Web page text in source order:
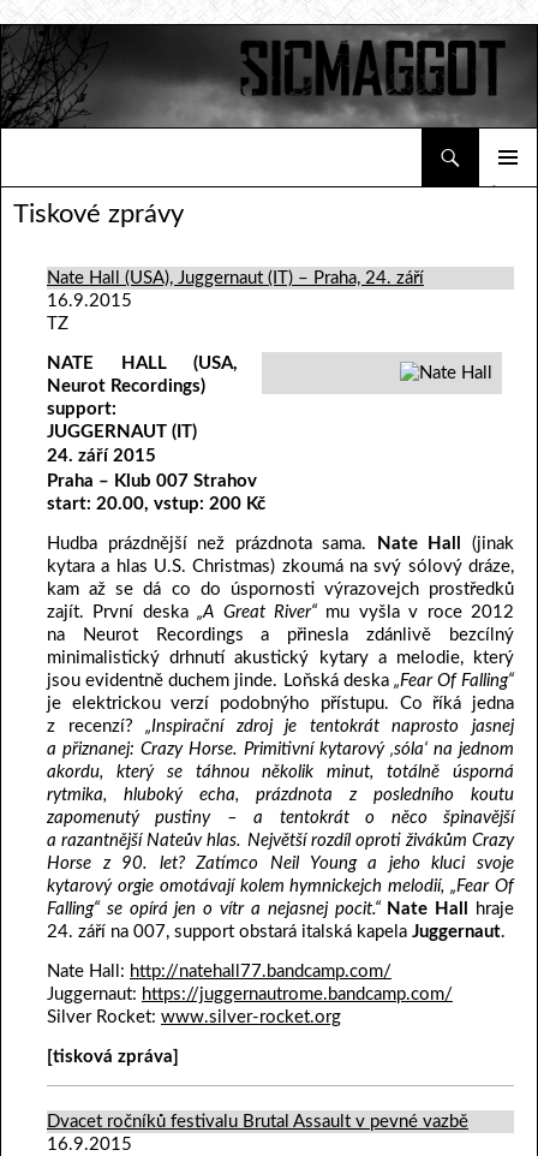
Tiskové zprávy
Nate Hall (USA), Juggernaut (IT) – Praha, 24. září
16.9.2015
TZ
NATE HALL (USA,
Neurot Recordings)
support:
JUGGERNAUT (IT)
24. září 2015
Praha – Klub 007 Strahov
start: 20.00, vstup: 200 Kč
Hudba prázdnější než prázdnota sama. Nate Hall
(jinak
kytara a hlas U.S. Christmas) zkoumá na svý sólový dráze,
kam až se dá co do úspornosti výrazovejch prostředků
zajít. První deska„A Great River“ mu vyšla v roce 2012
na Neurot Recordings a přinesla zdánlivě bezcílný
minimalistický drhnutí akustický kytary a melodie, který
jsou evidentně duchem jinde. Loňská deska „Fear Of Falling“
je elektrickou verzí podobnýho přístupu. Co říká jedna
z recenzí?„Inspirační zdroj je tentokrát naprosto jasnej
a přiznanej: Crazy Horse. Primitivní kytarový ‚sóla‘ na jednom
akordu, který se táhnou několik minut, totálně úsporná
rytmika, hluboký echa, prázdnota z posledního koutu
zapomenutý pustiny – a tentokrát o něco špinavější
a razantnější Nateův hlas. Největší rozdíl oproti živákům Crazy
Horse z 90. let? Zatímco Neil Young a jeho kluci svoje
kytarový orgie omotávají kolem hymnickejch melodií, „Fear Of
Falling“ se opírá jen o vítr a nejasnej pocit.“ Nate Hall
hraje
24. září na 007, support obstará italská kapela Juggernaut.
Nate Hall: http://natehall77.bandcamp.com/
Juggernaut: https://juggernautrome.bandcamp.com/
Silver Rocket: www.silver-rocket.org
[tisková zpráva]
Dvacet ročníků festivalu Brutal Assault v pevné vazbě
16.9.2015